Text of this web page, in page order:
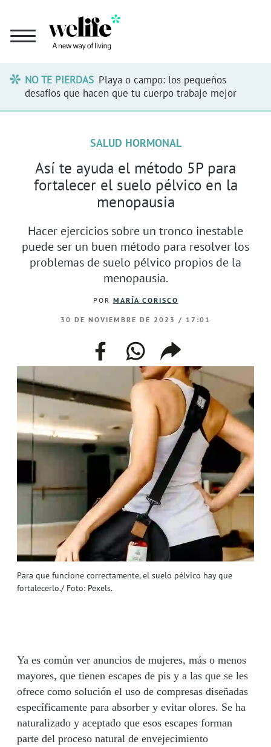
NO TE PIERDAS Playa o campo: los pequeños
desafíos que hacen que tu cuerpo trabaje mejor
Para que funcione correctamente, el suelo pélvico hay que
fortalecerlo./ Foto: Pexels.
SALUD HORMONAL
Así te ayuda el método 5P para
fortalecer el suelo pélvico en la
menopausia
Hacer ejercicios sobre un tronco inestable
puede ser un buen método para resolver los
problemas de suelo pélvico propios de la
menopausia.
POR MARÍA CORISCO
30 DE NOVIEMBRE DE 2023 / 17:01
facebookwhatsappcompartir
enlace
Ya es común ver anuncios de mujeres, más o menos
mayores, que tienen escapes de pis y a las que se les
ofrece como solución el uso de compresas diseñadas
específicamente para absorber y evitar olores. Se ha
naturalizado y aceptado que esos escapes forman
parte del proceso natural de envejecimiento